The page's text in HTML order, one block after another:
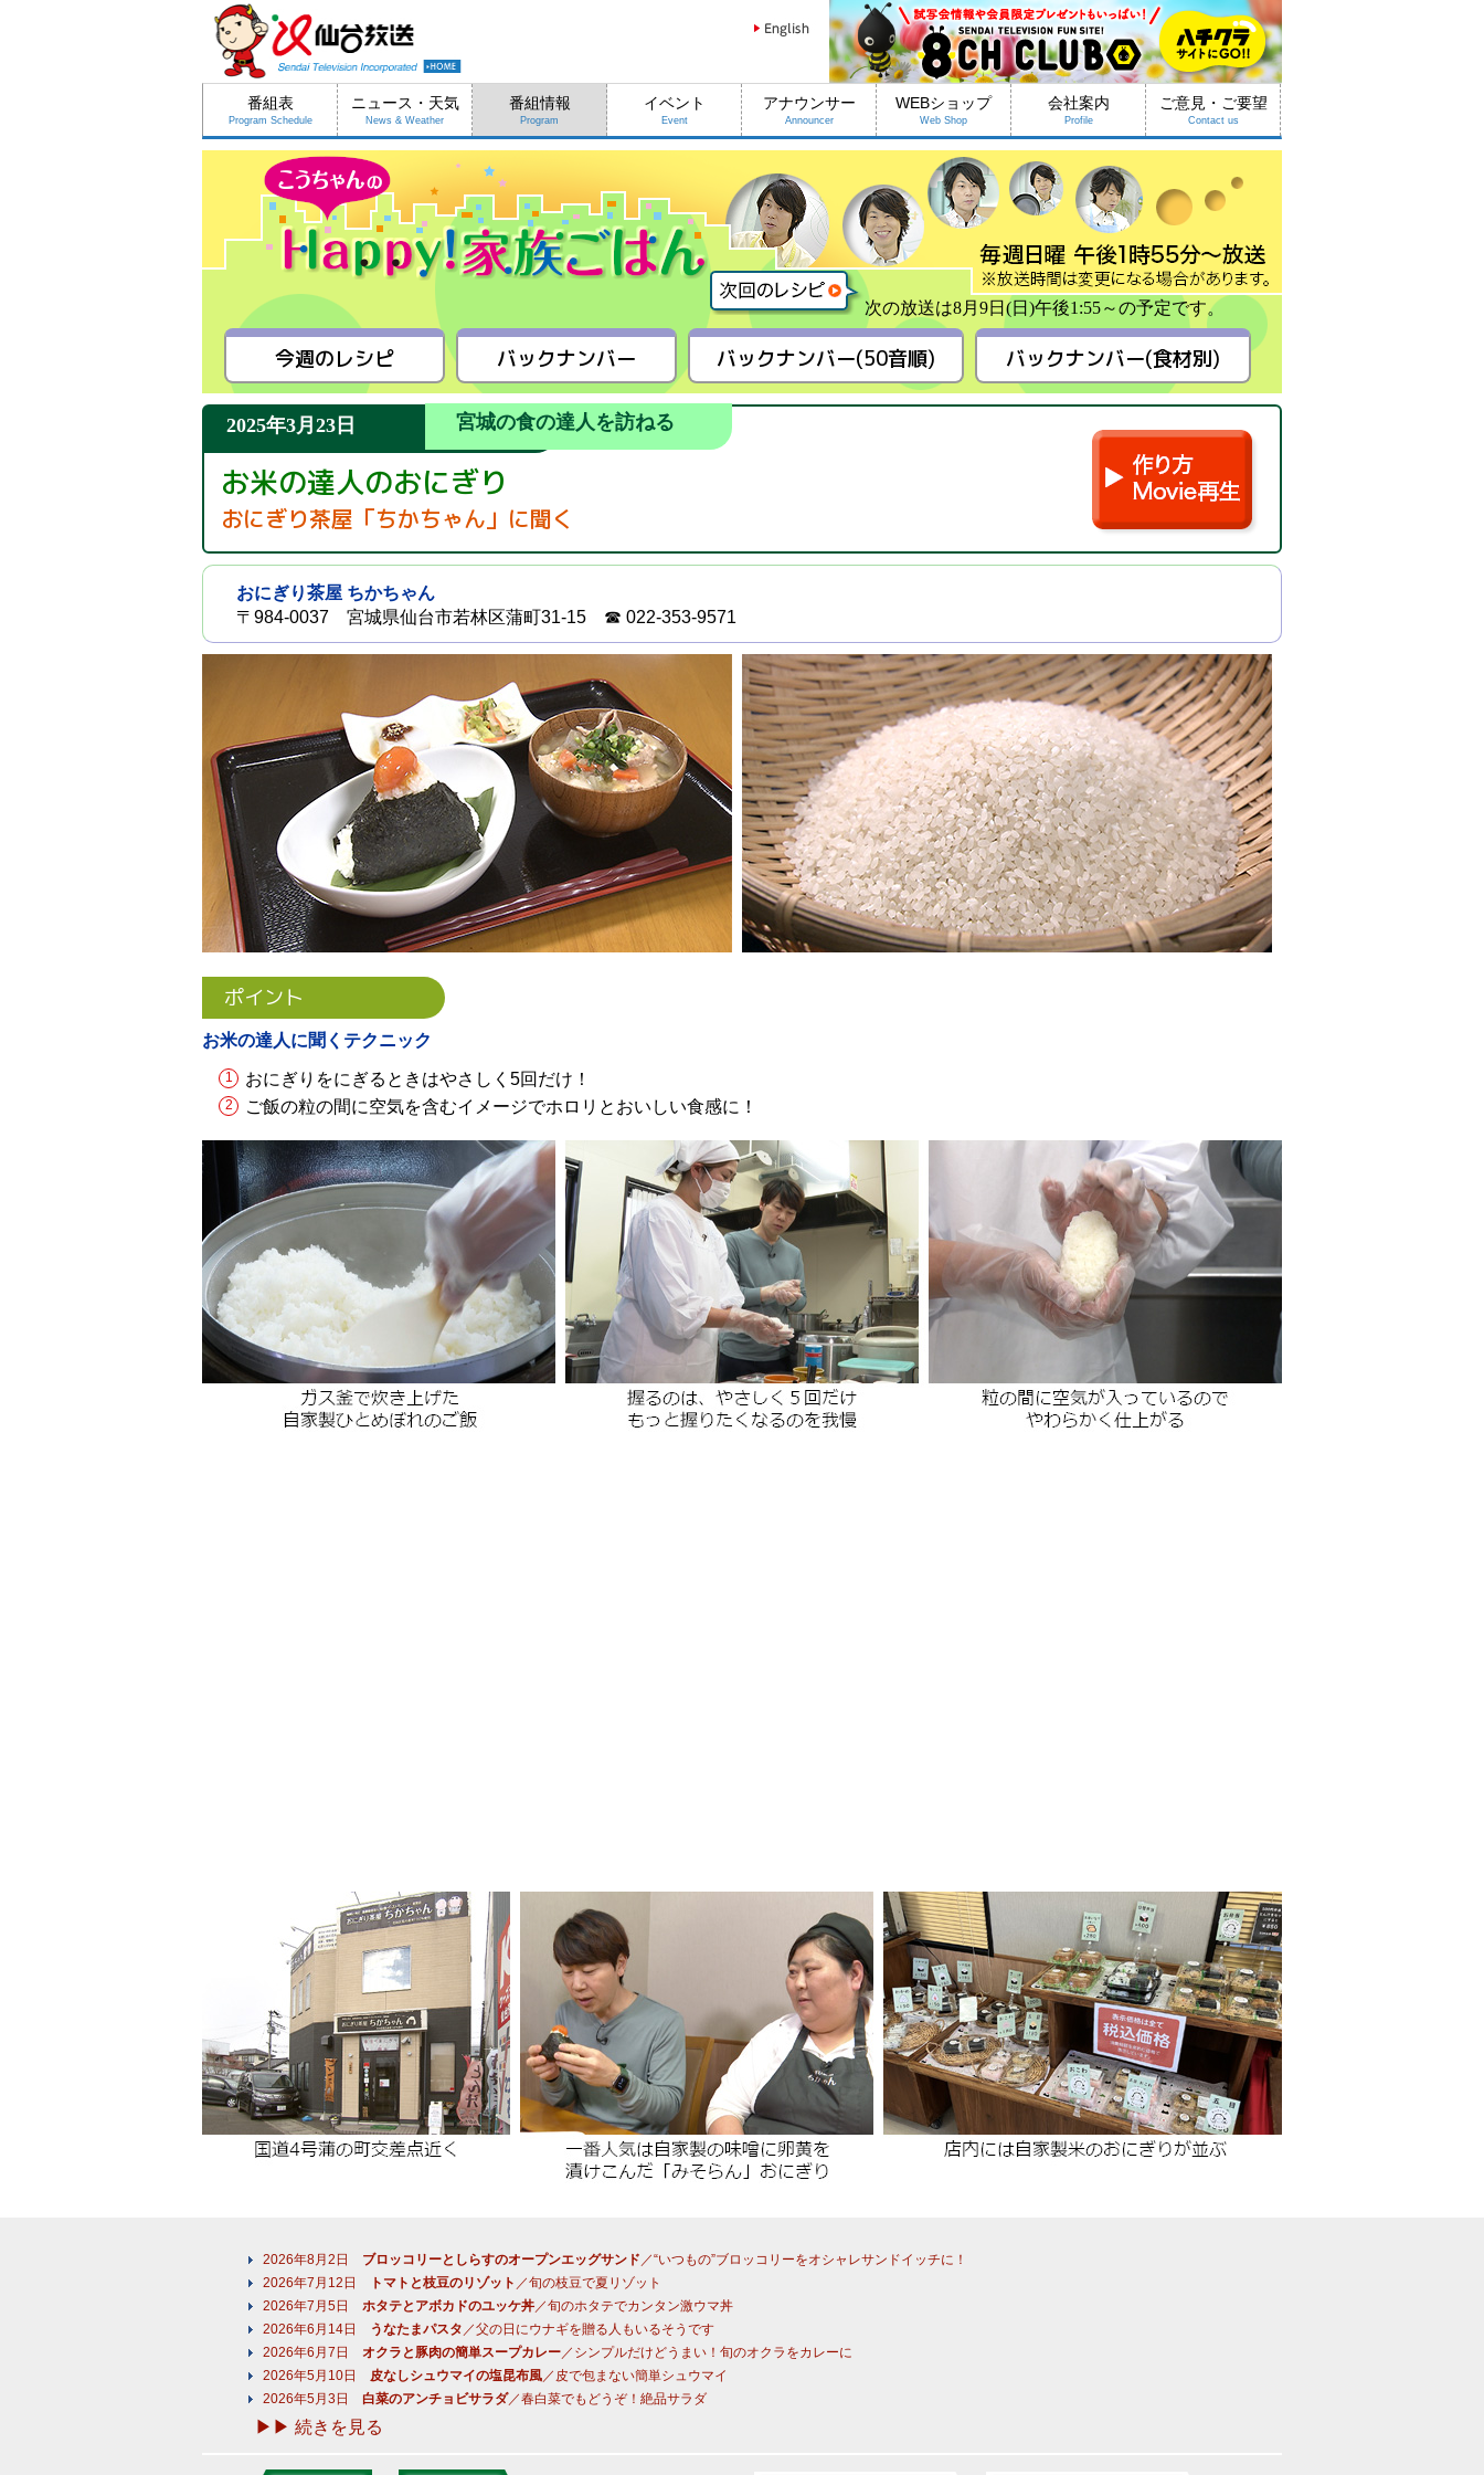
番組表
Program Schedule
ニュース・天気
News & Weather
番組情報
Program
イベント
Event
アナウンサー
Announcer
WEBショップ
Web Shop
会社案内
Profile
ご意見・ご要望
Contact us
次の放送は8月9日(日)午後1:55～の予定です。
今週のレシピ バックナンバー バックナンバー(50音順) バックナンバー(食材別)
2025年3月23日 宮城の食の達人を訪ねる
お米の達人のおにぎり
おにぎり茶屋「ちかちゃん」に聞く
おにぎり茶屋 ちかちゃん
〒984-0037 宮城県仙台市若林区蒲町31-15 ☎ 022-353-9571
ポイント
お米の達人に聞くテクニック
おにぎりをにぎるときはやさしく5回だけ！
ご飯の粒の間に空気を含むイメージでホロリとおいしい食感に！
2026年8月2日 ブロッコリーとしらすのオープンエッグサンド ／“いつもの”ブロッコリーをオシャレサンドイッチに！
2026年7月12日
トマトと枝豆のリゾット ／旬の枝豆で夏リゾット
2026年7月5日 ホタテとアボカドのユッケ丼／旬のホタテでカンタン激ウマ丼
2026年6月14日
うなたまパスタ ／父の日にウナギを贈る人もいるそうです
2026年6月7日 オクラと豚肉の簡単スープカレー／シンプルだけどうまい！旬のオクラをカレーに
2026年5月10日 皮なしシュウマイの塩昆布風／皮で包まない簡単シュウマイ
2026年5月3日 白菜のアンチョビサラダ／春白菜でもどうぞ！絶品サラダ
▶▶ 続きを見る